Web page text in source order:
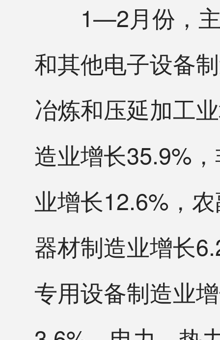
1—2月份，主
和其他电子设备
冶炼和压延加工
造业增长35.9%
业增长12.6%，
器材制造业增长
专用设备制造业